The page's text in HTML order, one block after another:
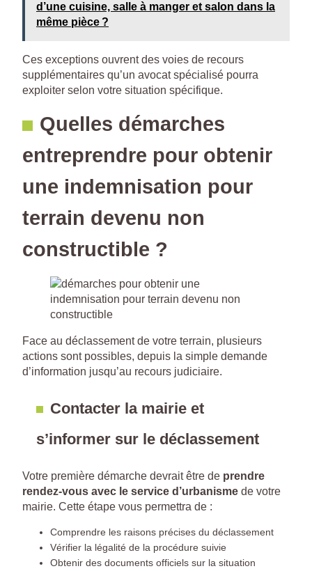
d’une cuisine, salle à manger et salon dans la
même pièce ?
Ces exceptions ouvrent des voies de recours
supplémentaires qu’un avocat spécialisé pourra
exploiter selon votre situation spécifique.
Quelles démarches
entreprendre pour obtenir
une indemnisation pour
terrain devenu non
constructible ?
Face au déclassement de votre terrain, plusieurs
actions sont possibles, depuis la simple demande
d’information jusqu’au recours judiciaire.
Contacter la mairie et
s’informer sur le déclassement
Votre première démarche devrait être de prendre
rendez-vous avec le service d’urbanisme de votre
mairie. Cette étape vous permettra de :
Comprendre les raisons précises du déclassement
Vérifier la légalité de la procédure suivie
Obtenir des documents officiels sur la situation